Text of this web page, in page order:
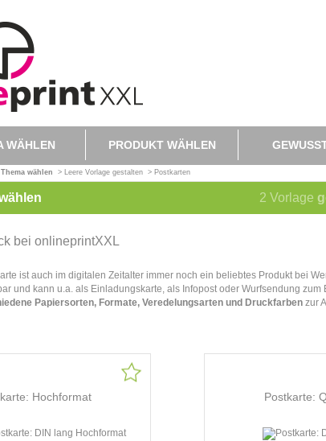
WÄHLEN PRODUKT WÄHLEN
Thema wählen > Leere Vorlage gestalten > Postkarten
2 Vorlage
bei onlineprintXXL
ist auch im digitalen Zeitalter immer noch ein beliebtes Produkt bei
und kann u.a. als Einladungskarte, als Infopost oder Wurfsendung
Papiersorten, Formate, Veredelungsarten und Druckfarben zur
Hochformat Postkarte: